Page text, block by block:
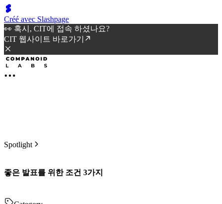
Créé avec Slashpage
👀 혹시, CIT에 접속 하셨나요?
CIT 웹사이트 바로가기
Spotlight
좋은 발표를 위한 조건 3가지